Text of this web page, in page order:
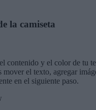
la camiseta
contenido y el color de tu
mover el texto, agregar
en el siguiente paso.